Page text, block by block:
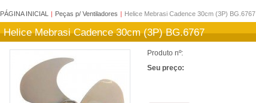
PÁGINA INICIAL | Peças p/ Ventiladores | Helice Mebrasi Cadence 30cm (3P) BG.6767
Helice Mebrasi Cadence 30cm (3P) BG.6767
Produto nº:
Seu preço: